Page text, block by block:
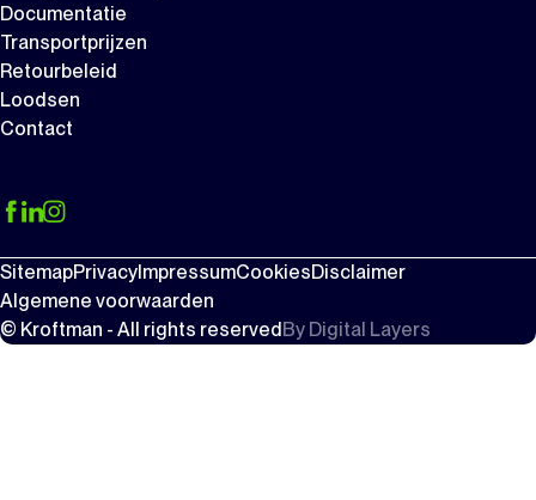
Documentatie
Transportprijzen
Retourbeleid
Loodsen
Contact
SitemapPrivacyImpressumCookiesDisclaimer
Algemene voorwaarden
© Kroftman - All rights reservedBy Digital Layers